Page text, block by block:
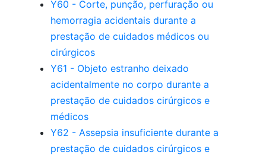
Y60 - Corte, punção, perfuração ou
hemorragia acidentais durante a
prestação de cuidados médicos ou
cirúrgicos
Y61 - Objeto estranho deixado
acidentalmente no corpo durante a
prestação de cuidados cirúrgicos e
médicos
Y62 - Assepsia insuficiente durante a
prestação de cuidados cirúrgicos e